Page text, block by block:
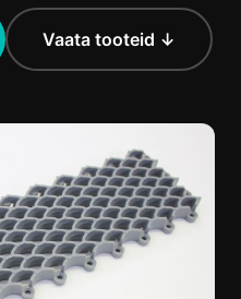
Vaata tooteid ↓